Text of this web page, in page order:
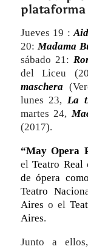
Jueves 19 :
20:Madama
sábado 21:
del Liceu
maschera
lunes 23, La t
martes 24,
(2017).
“May Opera
elTeatro Real
de ópera
Teatro
Aires o el
Aires.
Junto a